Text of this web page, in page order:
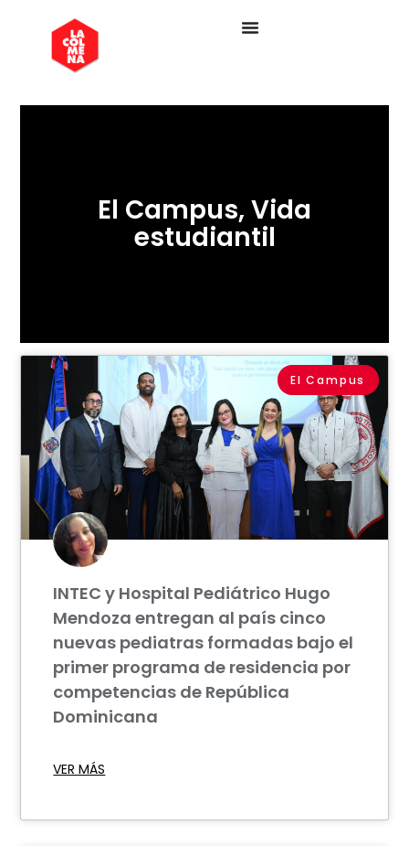
El Campus, Vida
estudiantil
El Campus
INTEC y Hospital Pediátrico Hugo
Mendoza entregan al país cinco
nuevas pediatras formadas bajo el
primer programa de residencia por
competencias de República
Dominicana
VER MÁS